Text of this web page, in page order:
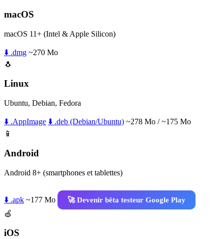
macOS
macOS 11+ (Intel & Apple Silicon)
⬇️ .dmg ~270 Mo
🐧
Linux
Ubuntu, Debian, Fedora
⬇️ .AppImage ⬇️ .deb (Debian/Ubuntu) ~278 Mo / ~175 Mo
📱
Android
Android 8+ (smartphones et tablettes)
⬇️ .apk ~177 Mo
🚀 Devenir bêta testeur Google Play
🍏
iOS